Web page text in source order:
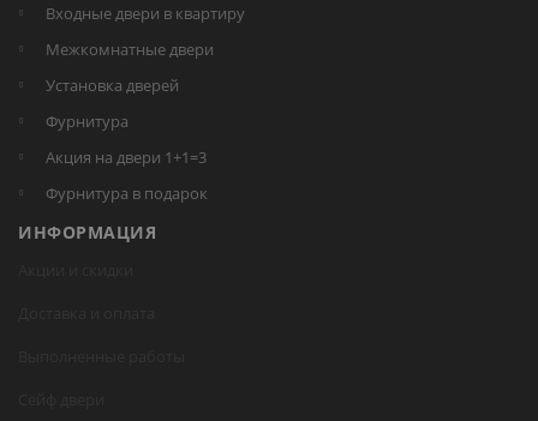
Входные двери в квартиру
Межкомнатные двери
Установка дверей
Фурнитура
Акция на двери 1+1=3
Фурнитура в подарок
ИНФОРМАЦИЯ